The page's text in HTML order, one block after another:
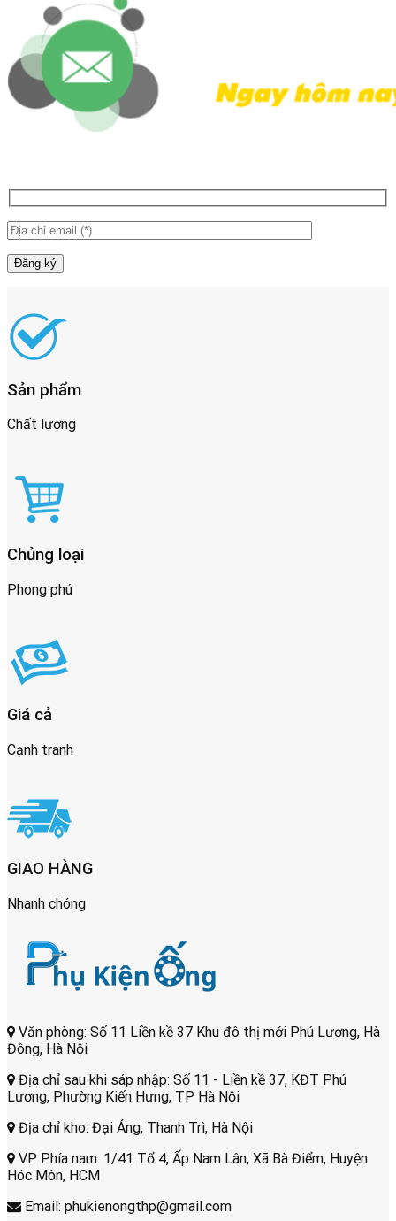
Sản phẩm
Chất lượng
Chủng loại
Phong phú
Giá cả
Cạnh tranh
GIAO HÀNG
Nhanh chóng
Văn phòng: Số 11 Liền kề 37 Khu đô thị mới Phú Lương, Hà
Đông, Hà Nội
Địa chỉ sau khi sáp nhập: Số 11 - Liền kề 37, KĐT Phú
Lương, Phường Kiến Hưng, TP Hà Nội
Địa chỉ kho: Đại Áng, Thanh Trì, Hà Nội
VP Phía nam: 1/41 Tổ 4, Ấp Nam Lân, Xã Bà Điểm, Huyện
Hóc Môn, HCM
Email: phukienongthp@gmail.com